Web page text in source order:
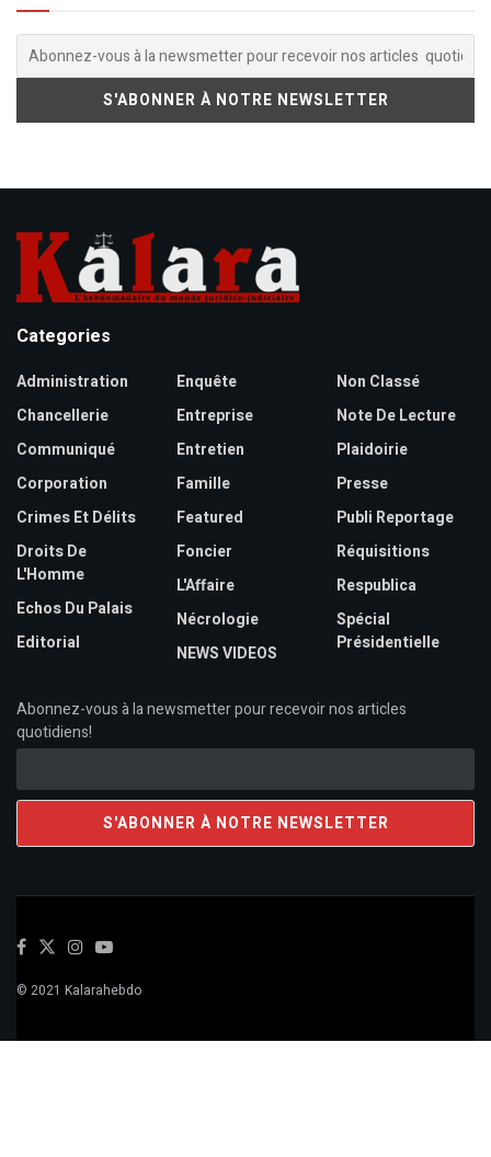
Categories
Administration
Chancellerie
Communiqué
Corporation
Crimes Et Délits
Droits De
L'Homme
Echos Du Palais
Editorial
Enquête
Entreprise
Entretien
Famille
Featured
Foncier
L'Affaire
Nécrologie
NEWS VIDEOS
Non Classé
Note De Lecture
Plaidoirie
Presse
Publi Reportage
Réquisitions
Respublica
Spécial
Présidentielle
Abonnez-vous à la newsmetter pour recevoir nos articles
quotidiens!
© 2021 Kalarahebdo